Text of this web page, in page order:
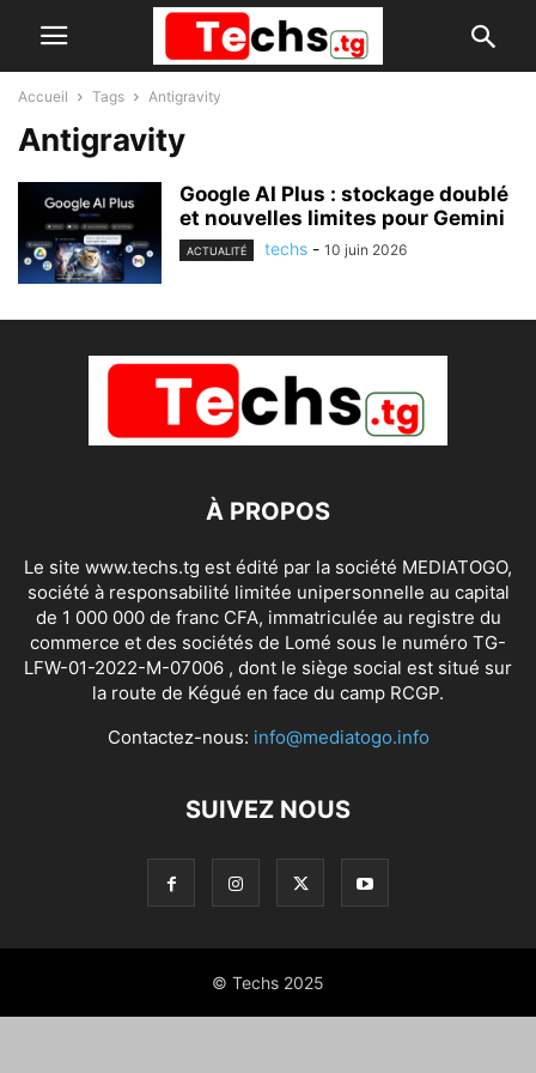
Accueil Tags Antigravity
Antigravity
Google AI Plus : stockage doublé
et nouvelles limites pour Gemini
ACTUALITÉ techs - 10 juin 2026
À PROPOS
Le site www.techs.tg est édité par la société MEDIATOGO,
société à responsabilité limitée unipersonnelle au capital
de 1 000 000 de franc CFA, immatriculée au registre du
commerce et des sociétés de Lomé sous le numéro TG-
LFW-01-2022-M-07006 , dont le siège social est situé sur
la route de Kégué en face du camp RCGP.
Contactez-nous: info@mediatogo.info
SUIVEZ NOUS
© Techs 2025